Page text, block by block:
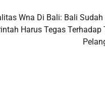
Wna Di Bali: Bali Sudah
Harus Tegas Terhadap